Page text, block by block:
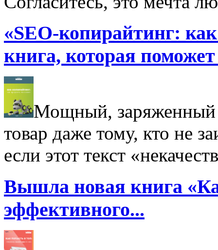
«SEO-копирайтинг:
книга, которая
Мощный, заряженный
товар даже тому, кто не
если этот текст
Вышла новая книга
эффективного...